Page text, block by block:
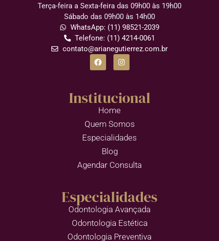
Terça-feira a Sexta-feira das 09h00 às 19h00
Sábado das 09h00 às 14h00
WhatsApp: (11) 98521-2039
Telefone: (11) 4214-0061
contato@arianegutierrez.com.br
Institucional
Home
Quem Somos
Especialidades
Blog
Agendar Consulta
Especialidades
Odontologia Avançada
Odontologia Estética
Odontologia Preventiva